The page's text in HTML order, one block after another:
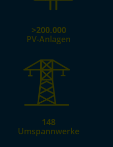
>200.000
PV-Anlagen
148
Umspannwerke